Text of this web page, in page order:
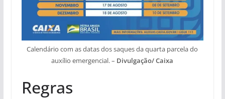
Calendário com as datas dos saques da quarta parcela do
auxílio emergencial. – Divulgação/ Caixa
Regras